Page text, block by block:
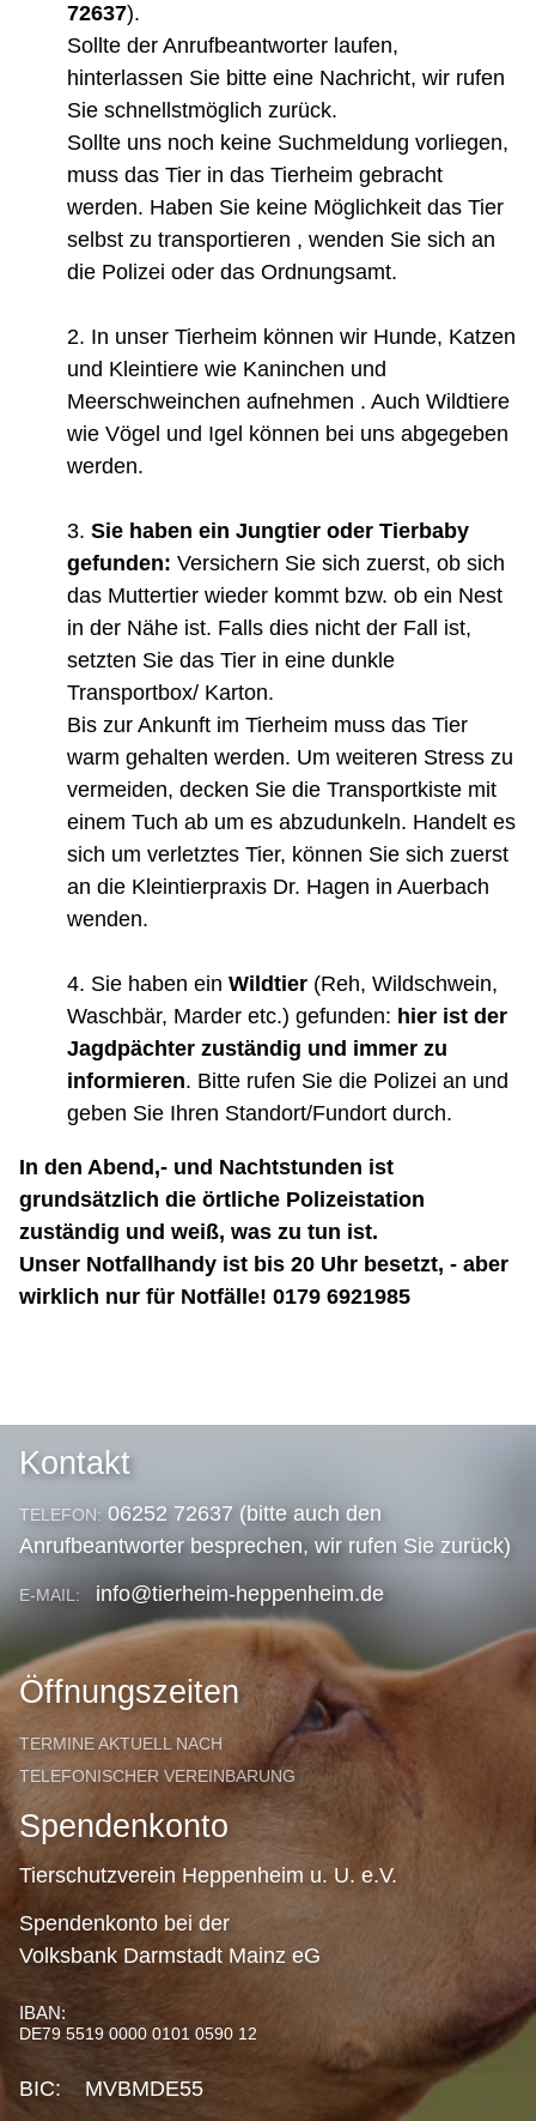
72637).
Sollte der Anrufbeantworter laufen,
hinterlassen Sie bitte eine Nachricht, wir rufen
Sie schnellstmöglich zurück.
Sollte uns noch keine Suchmeldung vorliegen,
muss das Tier in das Tierheim gebracht
werden. Haben Sie keine Möglichkeit das Tier
selbst zu transportieren , wenden Sie sich an
die Polizei oder das Ordnungsamt.
In unser Tierheim können wir Hunde, Katzen
und Kleintiere wie Kaninchen und
Meerschweinchen aufnehmen . Auch Wildtiere
wie Vögel und Igel können bei uns abgegeben
werden.
Sie haben ein Jungtier oder Tierbaby
gefunden: Versichern Sie sich zuerst, ob sich
das Muttertier wieder kommt bzw. ob ein Nest
in der Nähe ist. Falls dies nicht der Fall ist,
setzten Sie das Tier in eine dunkle
Transportbox/ Karton.
Bis zur Ankunft im Tierheim muss das Tier
warm gehalten werden. Um weiteren Stress zu
vermeiden, decken Sie die Transportkiste mit
einem Tuch ab um es abzudunkeln. Handelt es
sich um verletztes Tier, können Sie sich zuerst
an die Kleintierpraxis Dr. Hagen in Auerbach
wenden.
Sie haben ein Wildtier (Reh, Wildschwein,
Waschbär, Marder etc.) gefunden: hier ist der
Jagdpächter zuständig und immer zu
informieren. Bitte rufen Sie die Polizei an und
geben Sie Ihren Standort/Fundort durch.
In den Abend,- und Nachtstunden ist
grundsätzlich die örtliche Polizeistation
zuständig und weiß, was zu tun ist.
Unser Notfallhandy ist bis 20 Uhr besetzt, - aber
wirklich nur für Notfälle! 0179 6921985
Kontakt
TELEFON: 06252 72637 (bitte auch den
Anrufbeantworter besprechen, wir rufen Sie zurück)
E-MAIL: info@tierheim-heppenheim.de
Öffnungszeiten
TERMINE AKTUELL NACH
TELEFONISCHER VEREINBARUNG
Spendenkonto
Tierschutzverein Heppenheim u. U. e.V.
Spendenkonto bei der
Volksbank Darmstadt Mainz eG
IBAN:
DE79 5519 0000 0101 0590 12
BIC: MVBMDE55